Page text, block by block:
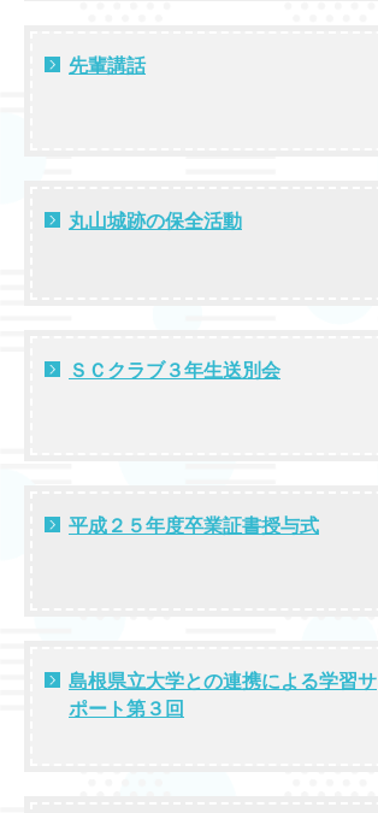
先輩講話
丸山城跡の保全活動
ＳＣクラブ３年生送別会
平成２５年度卒業証書授与式
島根県立大学との連携による学習サ
ポート第３回